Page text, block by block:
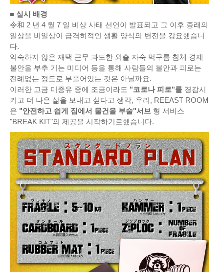
■ 실시 배경
令和 2 년 4 월 7 일 비상 사태 선언이 발표되고 그 이후 종래의
일상을 비일상이 급격히적인 생활 양식의 변전을 강요했습니
다.
익숙하지 않은 재택 근무 과도한 외출 자숙 먹구름 침체 경제
불안을 부추 기는 미디어 등을 통해 사람들의 불안과 피로는
전례없는 정도로 부풀어있는 것은 아닐까요.
이러한 고금 미증유 중에 조금이라도 "코로나 피로"를 경감시
키고 더 나은 삶을 보내고 싶다고 생각, 우리, REEAST ROOM
은 "안전하고 쉽게 집에서 물건을 부술"서브 형 서비스
"BREAK KIT"의 제공을 시작하기로했습니다.